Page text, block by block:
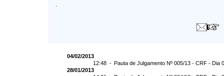
04/02/2013
12:48 - Pauta de Julgamento Nº 005/13 - CRF - Dia
28/01/2013